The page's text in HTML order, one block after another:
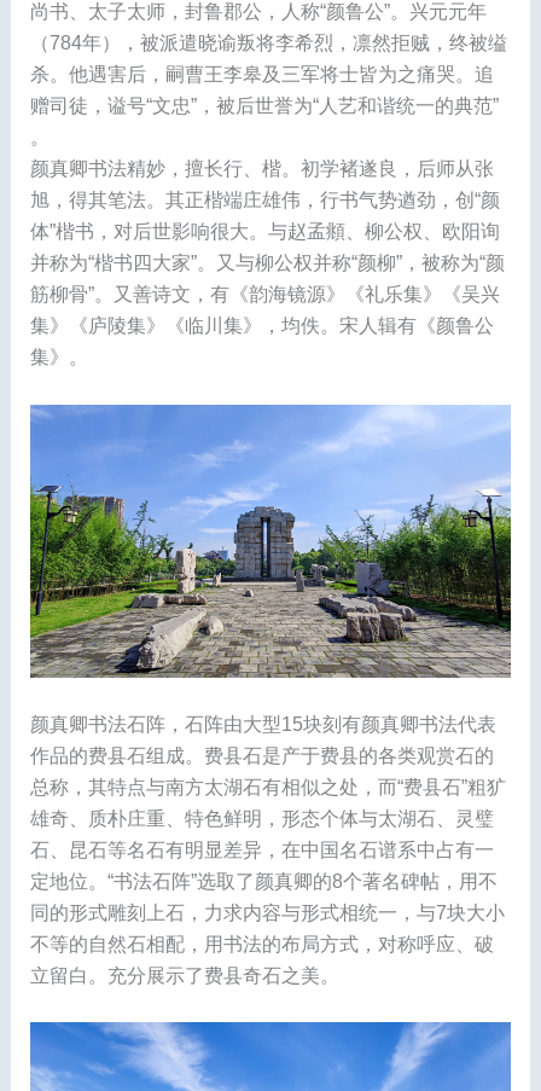
尚书、太子太师，封鲁郡公，人称“颜鲁公”。兴元元年
（784年），被派遣晓谕叛将李希烈，凛然拒贼，终被缢
杀。他遇害后，嗣曹王李皋及三军将士皆为之痛哭。追
赠司徒，谥号“文忠”，被后世誉为“人艺和谐统一的典范”
。
颜真卿书法精妙，擅长行、楷。初学褚遂良，后师从张
旭，得其笔法。其正楷端庄雄伟，行书气势遒劲，创“颜
体”楷书，对后世影响很大。与赵孟頫、柳公权、欧阳询
并称为“楷书四大家”。又与柳公权并称“颜柳”，被称为“颜
筋柳骨”。又善诗文，有《韵海镜源》《礼乐集》《吴兴
集》《庐陵集》《临川集》，均佚。宋人辑有《颜鲁公
集》。
颜真卿书法石阵，石阵由大型15块刻有颜真卿书法代表
作品的费县石组成。费县石是产于费县的各类观赏石的
总称，其特点与南方太湖石有相似之处，而“费县石”粗犷
雄奇、质朴庄重、特色鲜明，形态个体与太湖石、灵璧
石、昆石等名石有明显差异，在中国名石谱系中占有一
定地位。“书法石阵”选取了颜真卿的8个著名碑帖，用不
同的形式雕刻上石，力求内容与形式相统一，与7块大小
不等的自然石相配，用书法的布局方式，对称呼应、破
立留白。充分展示了费县奇石之美。